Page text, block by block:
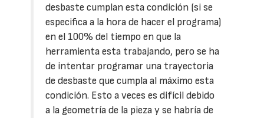
desbaste cumplan esta condición (si se
especifica a la hora de hacer el programa)
en el 100% del tiempo en que la
herramienta esta trabajando, pero se ha
de intentar programar una trayectoria
de desbaste que cumpla al máximo esta
condición. Esto a veces es difícil debido
a la geometría de la pieza y se habría de